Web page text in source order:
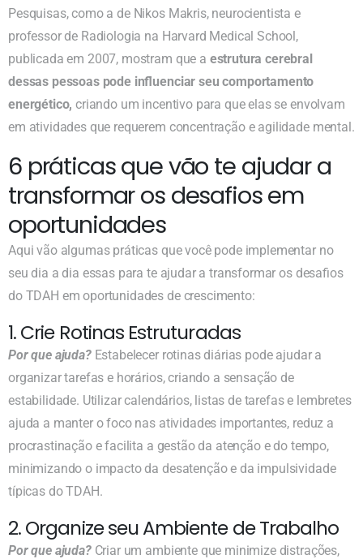
Pesquisas, como a de Nikos Makris, neurocientista e
professor de Radiologia na Harvard Medical School,
publicada em 2007, mostram que a estrutura cerebral
dessas pessoas pode influenciar seu comportamento
energético, criando um incentivo para que elas se envolvam
em atividades que requerem concentração e agilidade mental.
6 práticas que vão te ajudar a
transformar os desafios em
oportunidades
Aqui vão algumas práticas que você pode implementar no
seu dia a dia essas para te ajudar a transformar os desafios
do TDAH em oportunidades de crescimento:
1. Crie Rotinas Estruturadas
Por que ajuda?Estabelecer rotinas diárias pode ajudar a
organizar tarefas e horários, criando a sensação de
estabilidade. Utilizar calendários, listas de tarefas e lembretes
ajuda a manter o foco nas atividades importantes, reduz a
procrastinação e facilita a gestão da atenção e do tempo,
minimizando o impacto da desatenção e da impulsividade
típicas do TDAH.
2. Organize seu Ambiente de Trabalho
Por que ajuda?Criar um ambiente que minimize distrações,